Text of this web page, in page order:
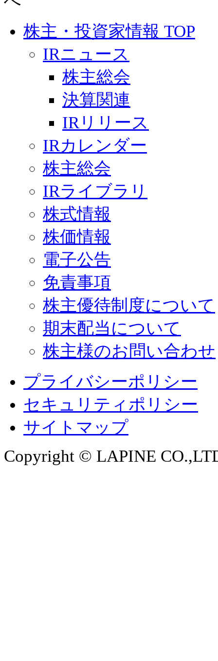
株主・投資家情報 TOP
IRニュース
株主総会
決算関連
IRリリース
IRカレンダー
株主総会
IRライブラリ
株式情報
株価情報
電子公告
免責事項
株主優待制度について
期末配当について
株主様のお問い合わせ
プライバシーポリシー
セキュリティポリシー
サイトマップ
Copyright © LAPINE